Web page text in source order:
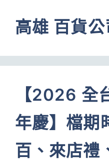
高雄 百貨
【2026 全
年慶】檔期
百、來店禮